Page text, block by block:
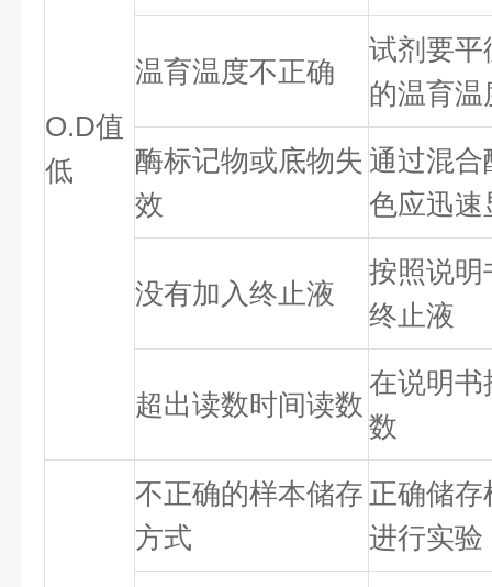
O.D值
低
温育温度不正确
试剂要平
的温育温
酶标记物或底物失
效
通过混
色应迅速
没有加入终止液
按照说明
终止液
超出读数时间读数
在说明书
数
不正确的样本储存
方式
正确储
进行实验